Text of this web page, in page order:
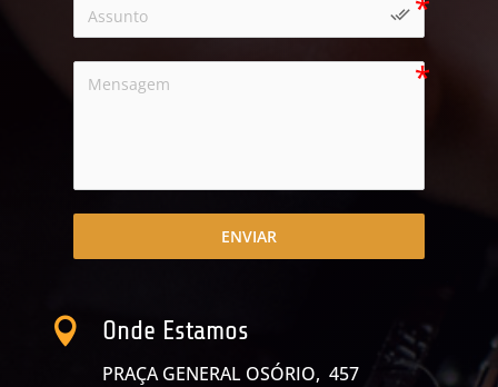
done_all
ENVIAR
 Onde Estamos
PRAÇA GENERAL OSÓRIO, 457